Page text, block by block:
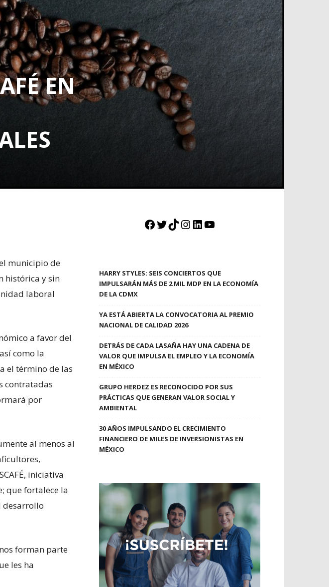
EN
municipio de
histórica y sin
laboral
a favor del
como la
el término de las
contratadas
por
al menos al
iniciativa
que fortalece la
desarrollo
forman parte
les ha
Facebook
Twitter
TikTok
Instagram
LinkedIn
YouTube
HARRY STYLES: SEIS CONCIERTOS QUE
IMPULSARÁN MÁS DE 2 MIL MDP EN LA ECONOMÍA
DE LA CDMX
YA ESTÁ ABIERTA LA CONVOCATORIA AL PREMIO
NACIONAL DE CALIDAD 2026
DETRÁS DE CADA LASAÑA HAY UNA CADENA DE
VALOR QUE IMPULSA EL EMPLEO Y LA ECONOMÍA
EN MÉXICO
GRUPO HERDEZ ES RECONOCIDO POR SUS
PRÁCTICAS QUE GENERAN VALOR SOCIAL Y
AMBIENTAL
30 AÑOS IMPULSANDO EL CRECIMIENTO
FINANCIERO DE MILES DE INVERSIONISTAS EN
MÉXICO